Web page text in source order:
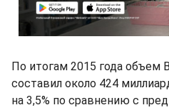
По итогам 2015 года объем
составил около 424
на 3,5% по сравнению с